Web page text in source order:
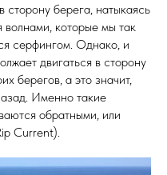
сторону берега, натыкаясь
волнами, которые мы так
серфингом. Однако, и
двигаться в сторону
берегов, а это значит,
Именно такие
обратными, или
Current).